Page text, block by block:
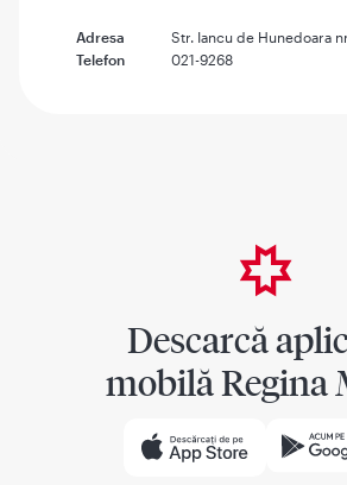
Adresa
Str. Iancu de Hunedoara
Telefon
021-9268
Descarcă
mobilă Regina